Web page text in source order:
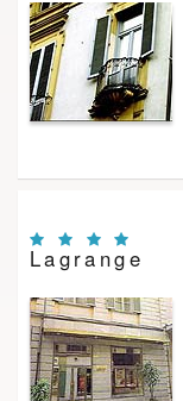
Lagrange